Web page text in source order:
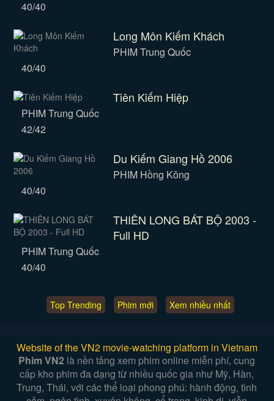
40/40
Long Môn Kiếm Khách
PHIM Trung Quốc
40/40
Tiên Kiếm Hiệp
PHIM Trung Quốc
42/42
Du Kiếm Giang Hồ 2006
PHIM Hồng Kông
40/40
THIÊN LONG BÁT BỘ 2003 -
Full HD
PHIM Trung Quốc
40/40
Top Trending Phim mới Xem nhiều nhất
Website of the VN2 movie-watching platform in Vietnam
Phim VN2 là nền tảng xem phim online miễn phí, cung
cấp kho phim đa dạng từ nhiều quốc gia như Mỹ, Hàn,
Trung, Thái, với các thể loại phong phú: hành động, tình